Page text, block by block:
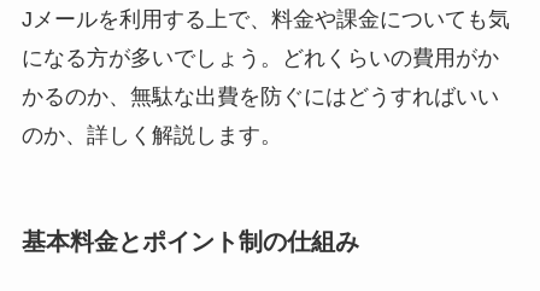
Jメールを利用する上で、料金や課金についても気
になる方が多いでしょう。どれくらいの費用がか
かるのか、無駄な出費を防ぐにはどうすればいい
のか、詳しく解説します。
基本料金とポイント制の仕組み